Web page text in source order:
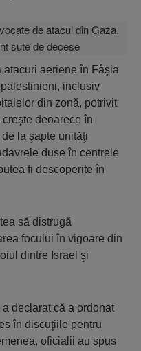
atacuri aeriene în Fâşia
inclusiv
din zonă, potrivit
deoarece în
la şapte unităţi
duse în centrele
fi descoperite în
să distrugă
focului în vigoare din
dintre Israel şi
declarat că a ordonat
în discuţiile pentru
oficialii au spus